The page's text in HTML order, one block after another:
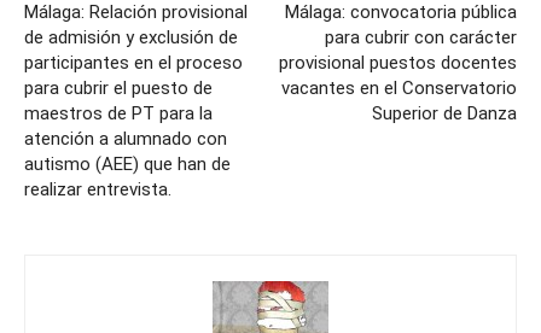
Málaga: Relación provisional
de admisión y exclusión de
participantes en el proceso
para cubrir el puesto de
maestros de PT para la
atención a alumnado con
autismo (AEE) que han de
realizar entrevista.
Málaga: convocatoria pública
para cubrir con carácter
provisional puestos docentes
vacantes en el Conservatorio
Superior de Danza